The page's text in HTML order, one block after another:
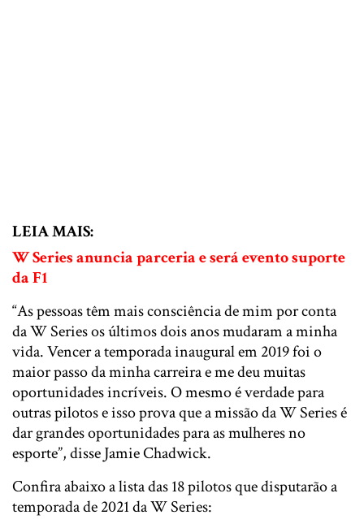
LEIA MAIS:
W Series anuncia parceria e será evento suporte
da F1
“As pessoas têm mais consciência de mim por conta
da W Series os últimos dois anos mudaram a minha
vida. Vencer a temporada inaugural em 2019 foi o
maior passo da minha carreira e me deu muitas
oportunidades incríveis. O mesmo é verdade para
outras pilotos e isso prova que a missão da W Series é
dar grandes oportunidades para as mulheres no
esporte”, disse Jamie Chadwick.
Confira abaixo a lista das 18 pilotos que disputarão a
temporada de 2021 da W Series: